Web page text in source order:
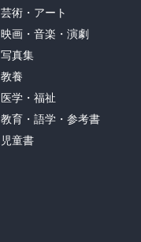
芸術・アート
映画・音楽・演劇
写真集
教養
医学・福祉
教育・語学・参考書
児童書